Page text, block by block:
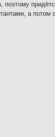
а потом